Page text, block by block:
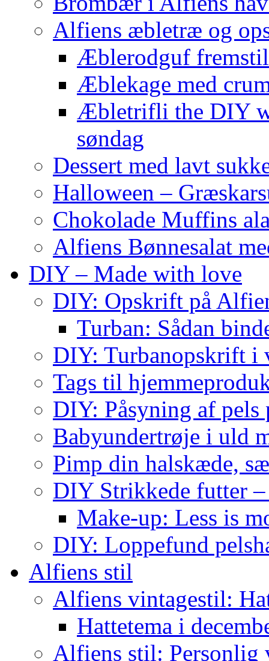
Alfiens æbletræ og
Æblerodguf
Æblekage med
Æbletrifli the DIY
søndag
Dessert med lavt
Halloween –
Chokolade Muffins
Alfiens Bønnesalat
DIY – Made with love
DIY: Opskrift på
Turban: Sådan
DIY: Turbanopskrift i
Tags til
DIY: Påsyning af
Babyundertrøje i uld
Pimp din halskæde,
DIY Strikkede futter
Make-up: Less is
DIY: Loppefund
Alfiens stil
Alfiens vintagestil:
Hattetema i
Alfiens stil: Personlig